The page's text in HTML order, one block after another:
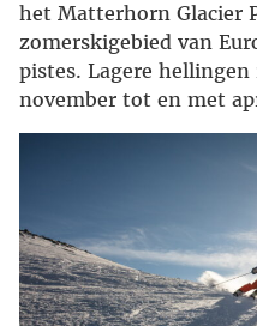
het Matterhorn Glacier
zomerskigebied van
pistes. Lagere
november tot en met